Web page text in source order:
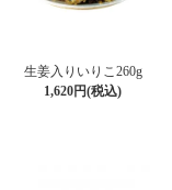
生姜入りいりこ260g
1,620円(税込)